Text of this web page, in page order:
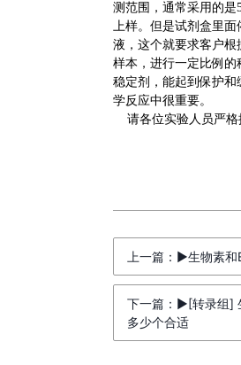
测范围，通常采用的
上样。但是试剂盒里
液，这个就要求客户根
样本，进行一定比例的
稳定剂，能起到保护和
学反应中很重要。
请各位实验人员严格
上一篇：▶生物素和
下一篇：▶[转录组]
多少个合适